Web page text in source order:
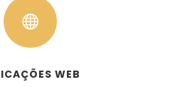

WEB